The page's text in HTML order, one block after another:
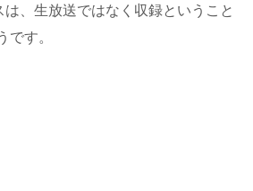
、生放送ではなく収録ということ
です。